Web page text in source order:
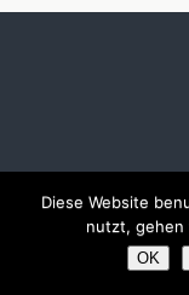
Diese Website
nutzt, gehen
OK